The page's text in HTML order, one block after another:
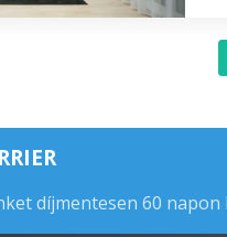
díjmentesen 60 napon